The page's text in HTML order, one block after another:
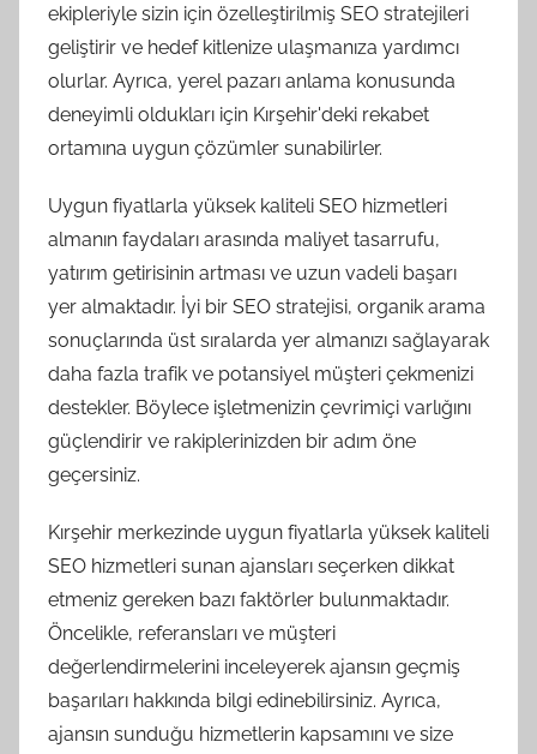
ekipleriyle sizin için özelleştirilmiş SEO stratejileri
geliştirir ve hedef kitlenize ulaşmanıza yardımcı
olurlar. Ayrıca, yerel pazarı anlama konusunda
deneyimli oldukları için Kırşehir'deki rekabet
ortamına uygun çözümler sunabilirler.
Uygun fiyatlarla yüksek kaliteli SEO hizmetleri
almanın faydaları arasında maliyet tasarrufu,
yatırım getirisinin artması ve uzun vadeli başarı
yer almaktadır. İyi bir SEO stratejisi, organik arama
sonuçlarında üst sıralarda yer almanızı sağlayarak
daha fazla trafik ve potansiyel müşteri çekmenizi
destekler. Böylece işletmenizin çevrimiçi varlığını
güçlendirir ve rakiplerinizden bir adım öne
geçersiniz.
Kırşehir merkezinde uygun fiyatlarla yüksek kaliteli
SEO hizmetleri sunan ajansları seçerken dikkat
etmeniz gereken bazı faktörler bulunmaktadır.
Öncelikle, referansları ve müşteri
değerlendirmelerini inceleyerek ajansın geçmiş
başarıları hakkında bilgi edinebilirsiniz. Ayrıca,
ajansın sunduğu hizmetlerin kapsamını ve size